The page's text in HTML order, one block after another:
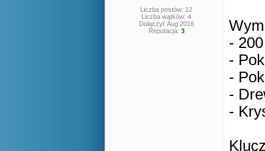
Liczba postów: 12
Liczba wątków: 4
Dołączył: Aug 2016
Reputacja: 3
-
-
-
-
-